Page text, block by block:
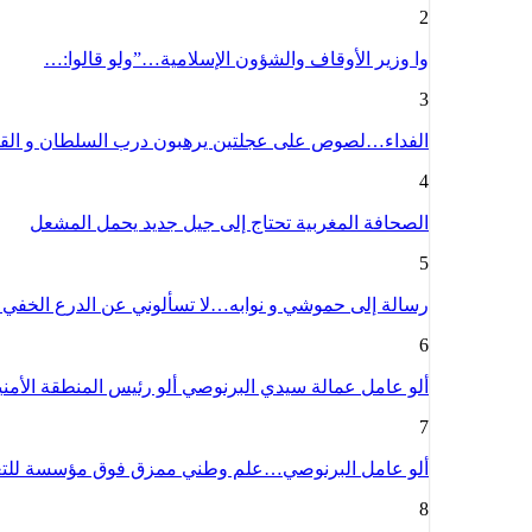
2
وا وزير الأوقاف والشؤون الإسلامية…”ولو قالوا:…
3
الفداء…لصوص على عجلتين يرهبون درب السلطان و
4
الصحافة المغربية تحتاج إلى جيل جديد يحمل المشعل
5
رسالة إلى حموشي و نوابه…لا تسألوني عن الدرع
6
ألو عامل عمالة سيدي البرنوصي ألو رئيس المنطقة
7
ألو عامل البرنوصي…علم وطني ممزق فوق مؤسسة
8